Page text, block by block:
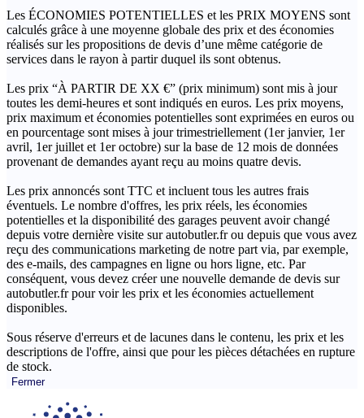
Les ÉCONOMIES POTENTIELLES et les PRIX MOYENS sont
calculés grâce à une moyenne globale des prix et des économies
réalisés sur les propositions de devis d’une même catégorie de
services dans le rayon à partir duquel ils sont obtenus.
Les prix “À PARTIR DE XX €” (prix minimum) sont mis à jour
toutes les demi-heures et sont indiqués en euros. Les prix moyens,
prix maximum et économies potentielles sont exprimées en euros ou
en pourcentage sont mises à jour trimestriellement (1er janvier, 1er
avril, 1er juillet et 1er octobre) sur la base de 12 mois de données
provenant de demandes ayant reçu au moins quatre devis.
Les prix annoncés sont TTC et incluent tous les autres frais
éventuels. Le nombre d'offres, les prix réels, les économies
potentielles et la disponibilité des garages peuvent avoir changé
depuis votre dernière visite sur autobutler.fr ou depuis que vous avez
reçu des communications marketing de notre part via, par exemple,
des e-mails, des campagnes en ligne ou hors ligne, etc. Par
conséquent, vous devez créer une nouvelle demande de devis sur
autobutler.fr pour voir les prix et les économies actuellement
disponibles.
Sous réserve d'erreurs et de lacunes dans le contenu, les prix et les
descriptions de l'offre, ainsi que pour les pièces détachées en rupture
de stock.
Fermer